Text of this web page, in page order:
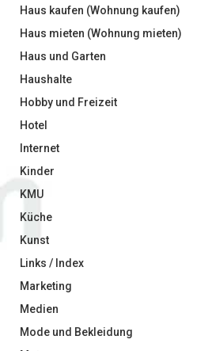
Haus kaufen (Wohnung kaufen)
Haus mieten (Wohnung mieten)
Haus und Garten
Haushalte
Hobby und Freizeit
Hotel
Internet
Kinder
KMU
Küche
Kunst
Links / Index
Marketing
Medien
Mode und Bekleidung